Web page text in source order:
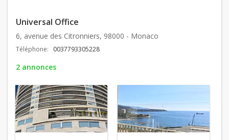
Universal Office
6, avenue des Citronniers, 98000 - Monaco
Téléphone: 0037793305228
2 annonces